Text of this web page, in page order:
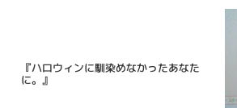
『ハロウィンに馴染めなかったあなた
に。』